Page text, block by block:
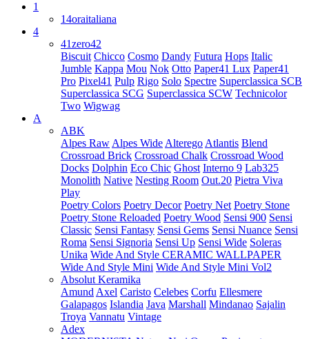
1
14oraitaliana
4
41zero42
Biscuit Chicco Cosmo Dandy Futura Hops Italic
Jumble Kappa Mou Nok Otto Paper41 Lux Paper41
Pro Pixel41 Pulp Rigo Solo Spectre Superclassica SCB
Superclassica SCG Superclassica SCW Technicolor
Two Wigwag
A
ABK
Alpes Raw Alpes Wide Alterego Atlantis Blend
Crossroad Brick Crossroad Chalk Crossroad Wood
Docks Dolphin Eco Chic Ghost Interno 9 Lab325
Monolith Native Nesting Room Out.20 Pietra Viva
Play
Poetry Colors Poetry Decor Poetry Net Poetry Stone
Poetry Stone Reloaded Poetry Wood Sensi 900 Sensi
Classic Sensi Fantasy Sensi Gems Sensi Nuance Sensi
Roma Sensi Signoria Sensi Up Sensi Wide Soleras
Unika Wide And Style CERAMIC WALLPAPER
Wide And Style Mini Wide And Style Mini Vol2
Absolut Keramika
Amund Axel Caristo Celebes Corfu Ellesmere
Galapagos Islandia Java Marshall Mindanao Sajalin
Troya Vannatu Vintage
Adex